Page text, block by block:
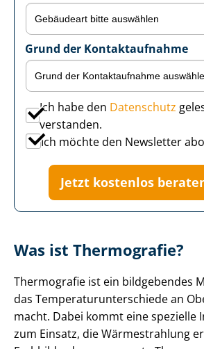
Grund der Kontaktaufnahme
Ich habe den Datenschutz
verstanden.
Ich möchte den Newsletter
Jetzt kostenlos
Was ist Thermografie?
Thermografie ist ein bildgebendes
das Tem­pe­ra­tur­un­ter­schie­de an
macht. Dabei kommt eine spezielle
zum Einsatz, die Wärmestrahlung